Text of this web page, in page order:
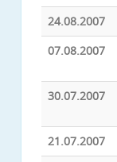
24.08.2007
07.08.2007
30.07.2007
21.07.2007